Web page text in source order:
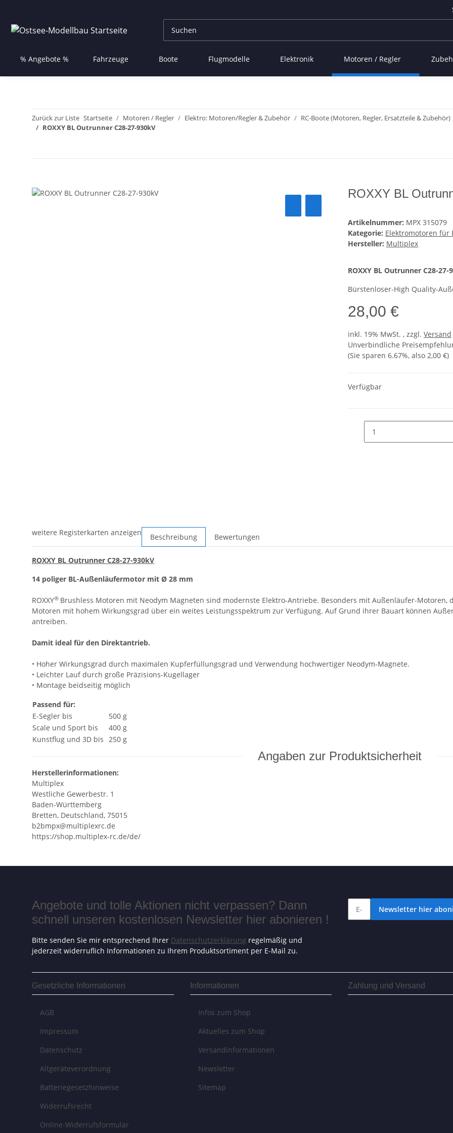
% Angebote % Fahrzeuge Boote Flugmodelle Elektronik Motoren / Regler
Zurück zur Liste Startseite Motoren / Regler Elektro: Motoren/Regler & Zubehör RC-Boote (Motoren, Regler, Ersatzteile & Zubehör)
ROXXY BL Outrunner C28-27-930kV
ROXXY BL
Artikelnummer: MPX 315079
Kategorie: Elektromotoren für
Hersteller: Multiplex
ROXXY BL Outrunner C28-27-
Bürstenloser-High Quality-
28,00 €
inkl. 19% MwSt. , zzgl. Versand
Unverbindliche
(Sie sparen 6.67%, also 2,00 €)
Verfügbar
weitere Registerkarten anzeigen Beschreibung Bewertungen
ROXXY BL Outrunner C28-27-930kV
14 poliger BL-Außenläufermotor mit Ø 28 mm
ROXXY® Brushless Motoren mit Neodym Magneten sind modernste Elektro-Antriebe. Besonders mit Außenläufer-
Motoren mit hohem Wirkungsgrad über ein weites Leistungsspektrum zur Verfügung. Auf Grund ihrer Bauart können
antreiben.
Damit ideal für den Direktantrieb.
• Hoher Wirkungsgrad durch maximalen Kupferfüllungsgrad und Verwendung hochwertiger Neodym-Magnete.
• Leichter Lauf durch große Präzisions-Kugellager
• Montage beidseitig möglich
Passend für:
E-Segler bis
500 g
Scale und Sport bis
400 g
Kunstflug und 3D bis 250 g
Angaben zur Produktsicherheit
Herstellerinformationen:
Multiplex
Westliche Gewerbestr. 1
Baden-Württemberg
Bretten, Deutschland, 75015
b2bmpx@multiplexrc.de
https://shop.multiplex-rc.de/de/
Angebote und tolle Aktionen nicht verpassen? Dann
schnell unseren kostenlosen Newsletter hier abonieren !
Bitte senden Sie mir entsprechend Ihrer Datenschutzerklärung regelmäßig und
jederzeit widerruflich Informationen zu Ihrem Produktsortiment per E-Mail zu.
Newsletter hier
Gesetzliche Informationen
AGB
Impressum
Datenschutz
Altgeräteverordnung
Batteriegesetzhinweise
Widerrufsrecht
Online-Widerrufsformular
Informationen
Infos zum Shop
Aktuelles zum Shop
Versandinformationen
Newsletter
Sitemap
Zahlung und Versand